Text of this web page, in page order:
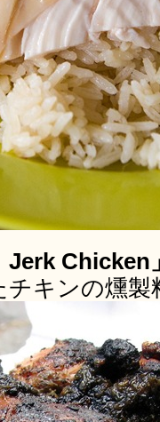
Jerk Chicken
チキンの燻製